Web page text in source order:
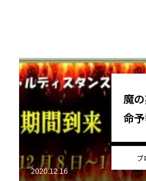
YouTube
Online Store
ブ
魔
命
2020.12.16